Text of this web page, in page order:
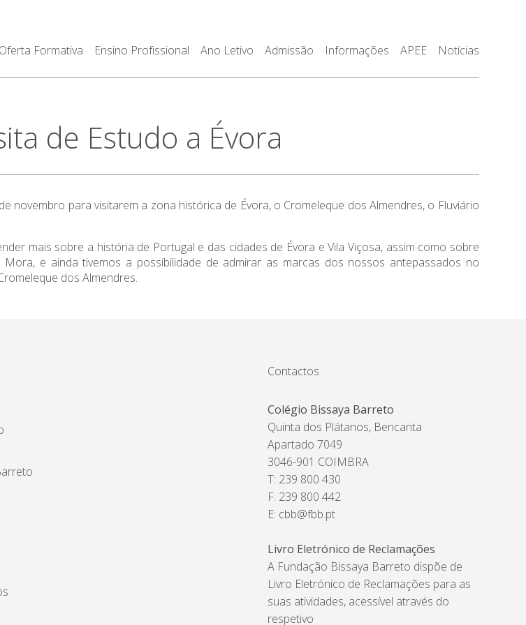
Oferta Formativa Ensino Profissional Ano Letivo Admissão Informações APEE Notícias
de Estudo a Évora
novembro para visitarem a zona histórica de Évora, o Cromeleque dos Almendres, o Fluviário
mais sobre a história de Portugal e das cidades de Évora e Vila Viçosa, assim como sobre
e ainda tivemos a possibilidade de admirar as marcas dos nossos antepassados no
dos Almendres.
Contactos
Colégio Bissaya Barreto
Quinta dos Plátanos, Bencanta
Apartado 7049
3046-901 COIMBRA
T: 239 800 430
F: 239 800 442
E: cbb@fbb.pt
Livro Eletrónico de Reclamações
A Fundação Bissaya Barreto dispõe de
Livro Eletrónico de Reclamações para as
suas atividades, acessível através do
respetivo